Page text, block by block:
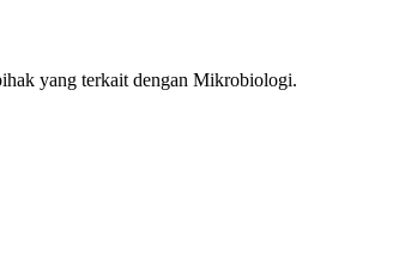
yang terkait dengan Mikrobiologi.